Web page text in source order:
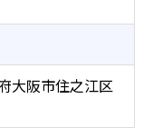
大阪市住之江区